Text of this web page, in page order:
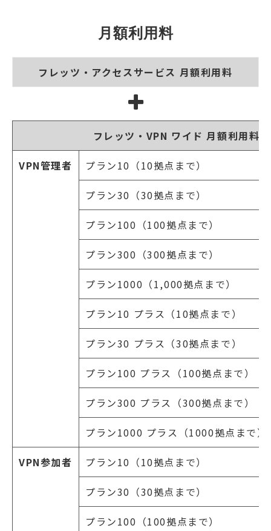
月額利用料
フレッツ・アクセスサービス 月額利用料
フレッツ・VPN ワイド 月額利用料
VPN管理者 プラン10（10拠点まで）
プラン30（30拠点まで）
プラン100（100拠点まで）
プラン300（300拠点まで）
プラン1000（1,000拠点まで）
プラン10 プラス（10拠点まで）
プラン30 プラス（30拠点まで）
プラン100 プラス（100拠点まで）
プラン300 プラス（300拠点まで）
プラン1000 プラス（1000拠点まで）
VPN参加者 プラン10（10拠点まで）
プラン30（30拠点まで）
プラン100（100拠点まで）